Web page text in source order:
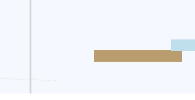
التجاريّة والسكنيّة، وبيع وشراء
التثمين والتقييم، بالإضافة لذلك تُعد الشركة
بالعمل بشكل حثيث من خلال الابتكار والتطوير